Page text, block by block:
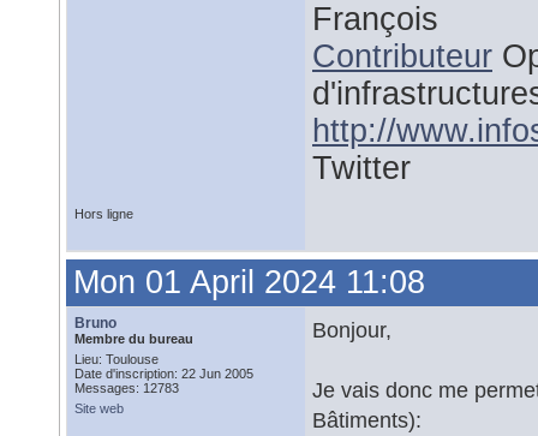
François
Contributeur
http://
Twitter
Hors ligne
Mon 01 April 2024 11:08
Bruno
Membre du bureau
Lieu: Toulouse
Date d'inscription: 22 Jun 2005
Messages: 12783
Site web
Bonjour,
Je vais donc me
Bâtiments):